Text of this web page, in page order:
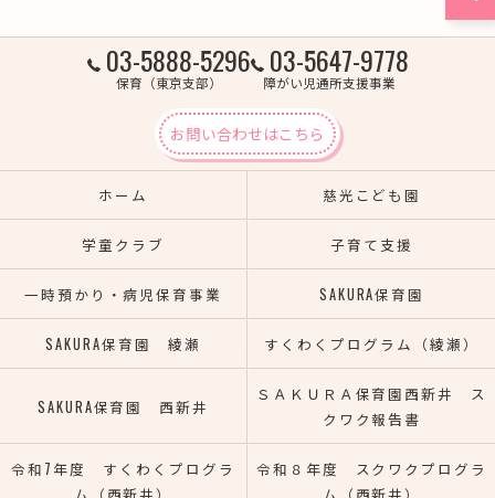
03-5888-5296
保育（東京支部）
03-5647-9778
障がい児通所支援事業
お問い合わせはこちら
ホーム 慈光こども園
学童クラブ 子育て支援
一時預かり・病児保育事業 SAKURA保育園
SAKURA保育園 綾瀬 すくわくプログラム（綾瀬）
SAKURA保育園 西新井
ＳＡＫＵＲＡ保育園西新井 ス
クワク報告書
令和7年度 すくわくプログラ
令和８年度 スクワクプログラ